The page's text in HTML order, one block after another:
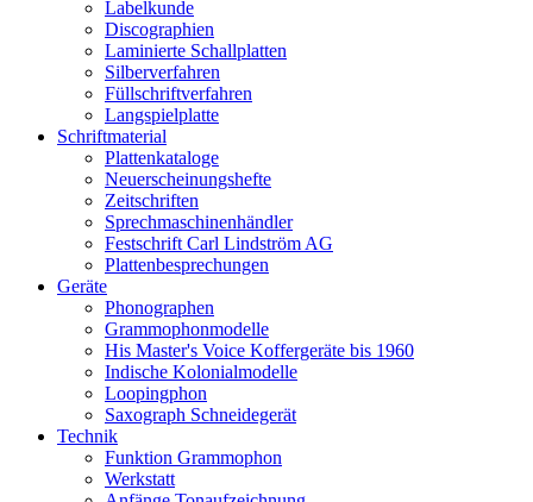
Labelkunde
Discographien
Laminierte Schallplatten
Silberverfahren
Füllschriftverfahren
Langspielplatte
Schriftmaterial
Plattenkataloge
Neuerscheinungshefte
Zeitschriften
Sprechmaschinenhändler
Festschrift Carl Lindström AG
Plattenbesprechungen
Geräte
Phonographen
Grammophonmodelle
His Master's Voice Koffergeräte bis 1960
Indische Kolonialmodelle
Loopingphon
Saxograph Schneidegerät
Technik
Funktion Grammophon
Werkstatt